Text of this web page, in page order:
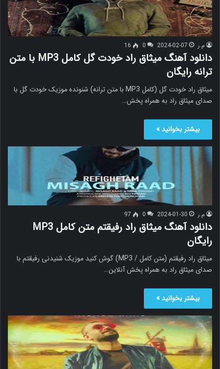
م.ر 2024-02-07
0
16
دانلود آهنگ میثاق راد خودت گل کامل MP3 با متن
ترانه رایگان
میثاق راد خودت گل (کامل MP3 با متن ترانه) شنونده موزیک خودت گل با
صدای میثاق راد به همراه پخش…
بیشتر بخوانید »
م.ر 2024-01-30
0
97
دانلود آهنگ میثاق راد رفیقتم متن کامل MP3
رایگان
میثاق راد رفیقتم (متن کامل / MP3) گوش کنید موزیک شنیدنی رفیقتم با
صدای میثاق راد به همراه پخش آنلاین…
بیشتر بخوانید »